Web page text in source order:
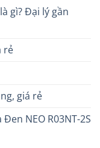
gì? Đại lý gần
rẻ
giá rẻ
NEO R03NT-2S